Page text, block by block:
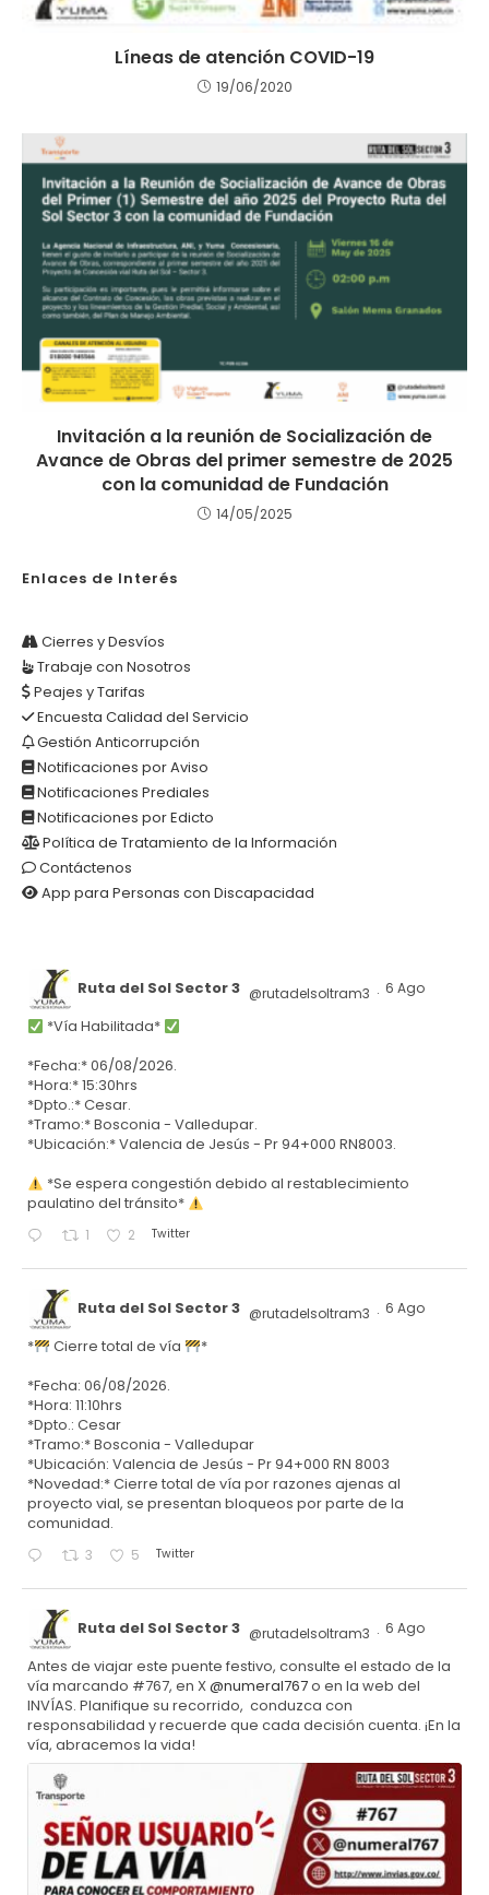
Líneas de atención COVID-19
19/06/2020
Invitación a la reunión de Socialización de
Avance de Obras del primer semestre de 2025
con la comunidad de Fundación
14/05/2025
Enlaces de Interés
Cierres y Desvíos
Trabaje con Nosotros
Peajes y Tarifas
Encuesta Calidad del Servicio
Gestión Anticorrupción
Notificaciones por Aviso
Notificaciones Prediales
Notificaciones por Edicto
Política de Tratamiento de la Información
Contáctenos
App para Personas con Discapacidad
Ruta del Sol Sector 3 @rutadelsoltram3 · 6 Ago
*Vía Habilitada*
*Fecha:* 06/08/2026.
*Hora:* 15:30hrs
*Dpto.:* Cesar.
*Tramo:* Bosconia - Valledupar.
*Ubicación:* Valencia de Jesús - Pr 94+000 RN8003.
*Se espera congestión debido al restablecimiento
paulatino del tránsito*
1 2 Twitter
Ruta del Sol Sector 3 @rutadelsoltram3 · 6 Ago
* Cierre total de vía
*
*Fecha: 06/08/2026.
*Hora: 11:10hrs
*Dpto.: Cesar
*Tramo:* Bosconia - Valledupar
*Ubicación: Valencia de Jesús - Pr 94+000 RN 8003
*Novedad:* Cierre total de vía por razones ajenas al
proyecto vial, se presentan bloqueos por parte de la
comunidad.
3 5 Twitter
Ruta del Sol Sector 3 @rutadelsoltram3 · 6 Ago
Antes de viajar este puente festivo, consulte el estado de la
vía marcando #767, en X@numeral767o en la web del
INVÍAS. Planifique su recorrido, conduzca con
responsabilidad y recuerde que cada decisión cuenta. ¡En la
vía, abracemos la vida!